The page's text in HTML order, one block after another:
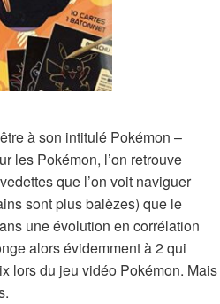
à son intitulé Pokémon –
les Pokémon, l’on retrouve
que l’on voit naviguer
sont plus balèzes) que le
une évolution en corrélation
alors évidemment à 2 qui
lors du jeu vidéo Pokémon. Mais